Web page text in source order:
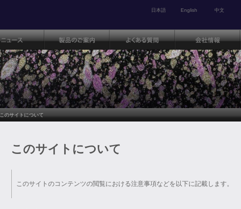
日本語 English 中文
このサイトについて
このサイトについて
このサイトのコンテンツの閲覧における注意事項などを以下に記載します。